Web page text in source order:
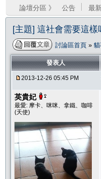
論壇分區 》 公告 最
[主題] 這社會需要這樣
討論區首頁 »
發表人
2013-12-26 05:45 PM
英貴妃
最愛: 摩卡、咪咪、拿鐵、咖啡
(天使)